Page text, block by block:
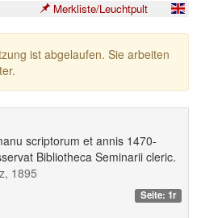
Merkliste/Leuchtpult
ist abgelaufen. Sie arbeiten
scriptorum et annis 1470-
Bibliotheca Seminarii cleric.
1895
Seite: 1r